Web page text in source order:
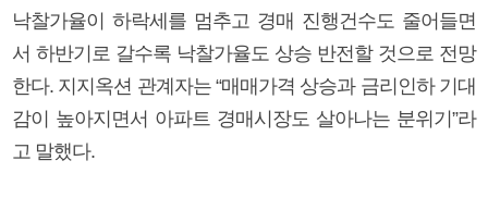
낙찰가율이 하락세를 멈추고 경매 진행건수도 줄어들면
서 하반기로 갈수록 낙찰가율도 상승 반전할 것으로 전망
한다. 지지옥션 관계자는 “매매가격 상승과 금리인하 기대
감이 높아지면서 아파트 경매시장도 살아나는 분위기”라
고 말했다.